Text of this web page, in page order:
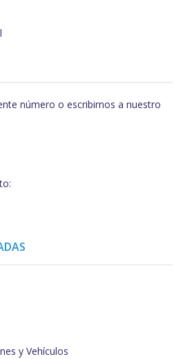
número o escribirnos a nuestro
y Vehículos